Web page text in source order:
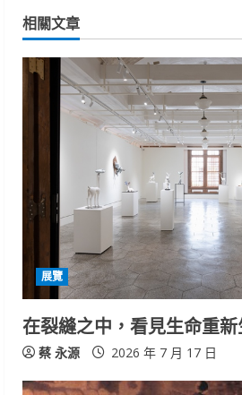
n
u
e
e
a
n
g
相關文章
展覽
在裂縫之中，看見生命重
蔡 永源 2026 年 7 月 17 日